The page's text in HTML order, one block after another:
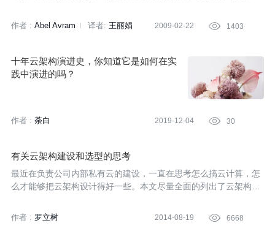
现的地步，但现在已经有了第一个范例。
作者 : Abel Avram 译者: 王丽娟 2009-02-22  1403
十年云架构演进史，你知道它是如何在实
践中演进的吗？
作者 : 荼白 2019-12-04  30
有关云架构建设和选型的思考
最近在负责公司内部私有云的建设，一直在思考怎么搞云计算，怎
么才能够把云架构设计得好一些。本文尽量全面的列出了云架构建
作者 : 罗立树 2014-08-19  6668